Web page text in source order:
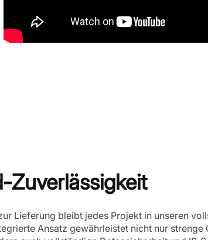
Zuverlässigkeit
Lieferung bleibt jedes Projekt in unseren
Ansatz gewährleistet nicht nur strenge